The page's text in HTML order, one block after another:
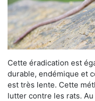
Cette éradication est
durable, endémique et
est très lente. Cette
lutter contre les rats.